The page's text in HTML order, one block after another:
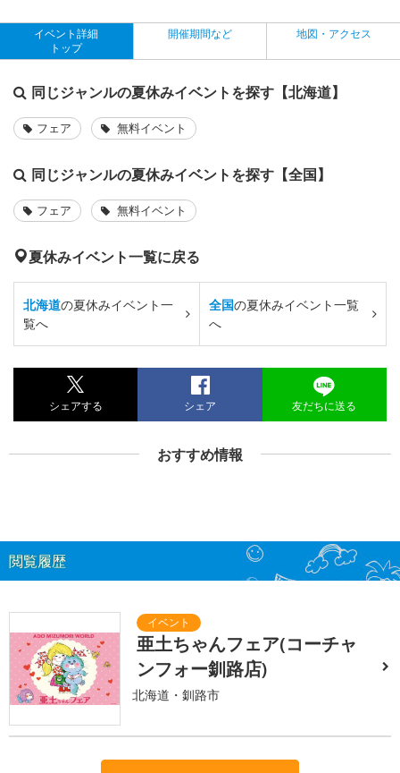
イベント詳細
トップ
開催期間など 地図・アクセス
同じジャンルの夏休みイベントを探す【北海道】
フェア 無料イベント
同じジャンルの夏休みイベントを探す【全国】
フェア 無料イベント
夏休みイベント一覧に戻る
北海道の夏休みイベント一
覧へ
全国の夏休みイベント一覧
へ
シェアする シェア 友だちに送る
おすすめ情報
閲覧履歴
亜土ちゃんフェア(コーチャ
ンフォー釧路店)
北海道・釧路市